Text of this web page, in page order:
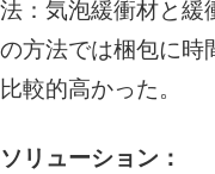
：気泡緩衝材と緩
方法では梱包に時
較的高かった。
リューション：